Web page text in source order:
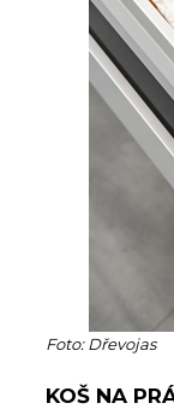
Foto: Dřevojas
KOŠ NA